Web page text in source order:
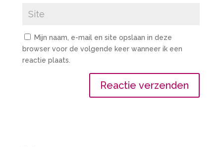
Mijn naam, e-mail en site opslaan in deze
browser voor de volgende keer wanneer ik een
reactie plaats.